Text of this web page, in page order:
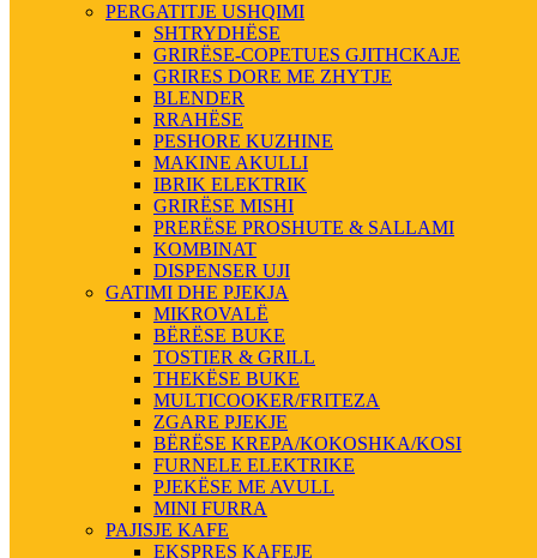
PERGATITJE USHQIMI
SHTRYDHËSE
GRIRËSE-COPETUES GJITHCKAJE
GRIRES DORE ME ZHYTJE
BLENDER
RRAHËSE
PESHORE KUZHINE
MAKINE AKULLI
IBRIK ELEKTRIK
GRIRËSE MISHI
PRERËSE PROSHUTE & SALLAMI
KOMBINAT
DISPENSER UJI
GATIMI DHE PJEKJA
MIKROVALË
BËRËSE BUKE
TOSTIER & GRILL
THEKËSE BUKE
MULTICOOKER/FRITEZA
ZGARE PJEKJE
BËRËSE KREPA/KOKOSHKA/KOSI
FURNELE ELEKTRIKE
PJEKËSE ME AVULL
MINI FURRA
PAJISJE KAFE
EKSPRES KAFEJE